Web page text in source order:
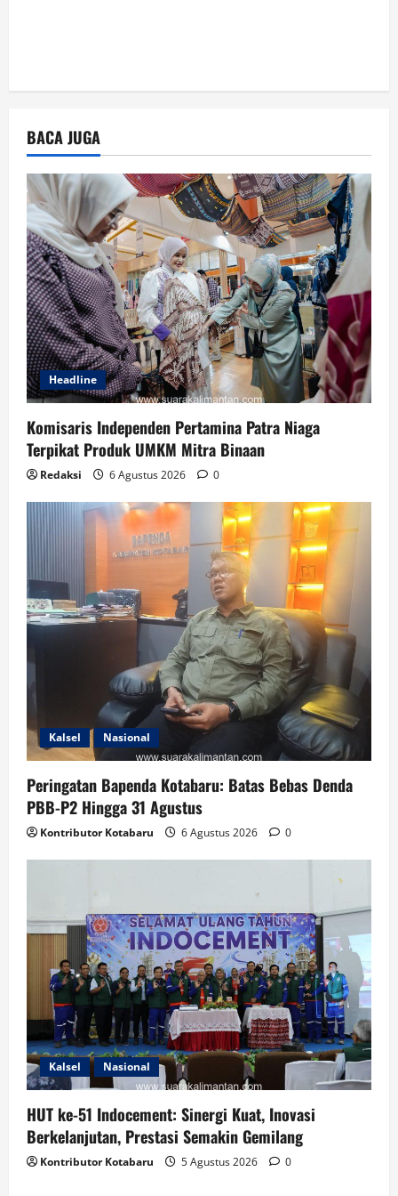
BACA JUGA
Headline
Komisaris Independen Pertamina Patra Niaga
Terpikat Produk UMKM Mitra Binaan
Redaksi 6 Agustus 2026 0
Kalsel Nasional
Peringatan Bapenda Kotabaru: Batas Bebas Denda
PBB-P2 Hingga 31 Agustus
Kontributor Kotabaru 6 Agustus 2026 0
Kalsel Nasional
HUT ke-51 Indocement: Sinergi Kuat, Inovasi
Berkelanjutan, Prestasi Semakin Gemilang
Kontributor Kotabaru 5 Agustus 2026 0